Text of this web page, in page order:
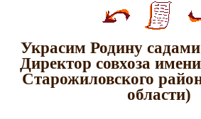
Украсим Родину
Директор совхоза
Старожиловского
области)